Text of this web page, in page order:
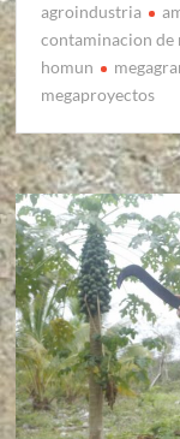
agroindustria
contaminacion de
homun
megaproyectos